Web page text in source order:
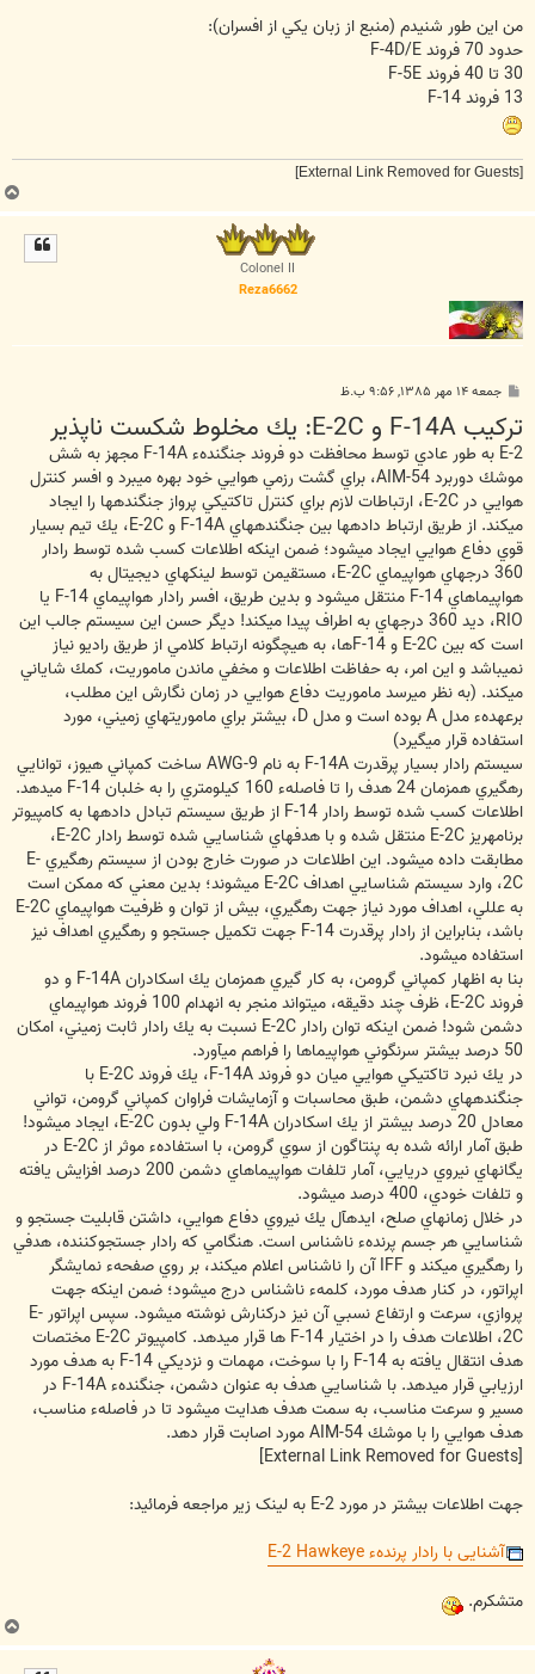
من اين طور شنيدم (منبع از زبان يکي از افسران):
حدود 70 فروند F-4D/E
30 تا 40 فروند F-5E
13 فروند F-14
ب
ا
Colonel II
Reza6662
پ
ت
جمعه ۱۴ مهر ۱۳۸۵, ۹:۵۶ ب.ظ
تركيب F-14A و E-2C: يك مخلوط شكست ناپذير
E-2 به طور عادي توسط محافظت دو فروند جنگندهء F-14A مجهز به شش
موشك دوربرد AIM-54، براي گشت رزمي هوايي خود بهره مي‏برد و افسر كنترل
هوايي در E-2C، ارتباطات لازم براي كنترل تاكتيكي پرواز جنگنده‏ها را ايجاد
مي‏كند. از طريق ارتباط داده‏ها بين جنگنده‏هاي F-14A و E-2C، يك تيم بسيار
قوي دفاع هوايي ايجاد مي‏شود؛ ضمن اينكه اطلاعات كسب شده توسط رادار
360 درجه‏اي هواپيماي E-2C، مستقيمن توسط لينكهاي ديجيتال به
هواپيماهاي F-14 منتقل مي‏‎شود و بدين طريق، افسر رادار هواپيماي F-14 يا
RIO، ديد 360 درجه‏اي به اطراف پيدا مي‏كند! ديگر حسن اين سيستم جالب اين
است كه بين E-2C و F-14ها، به هيچگونه ارتباط كلامي از طريق راديو نياز
نمي‏باشد و اين امر، به حفاظت اطلاعات و مخفي ماندن ماموريت، كمك شاياني
مي‏كند. (به نظر مي‏رسد ماموريت دفاع هوايي در زمان نگارش اين مطلب،
برعهدهء مدل A بوده است و مدل D، بيشتر براي ماموريتهاي زميني، مورد
استفاده قرار مي‏گيرد)
سيستم رادار بسيار پرقدرت F-14A به نام AWG-9 ساخت كمپاني هيوز، توانايي
رهگيري همزمان 24 هدف را تا فاصلهء 160 كيلومتري را به خلبان F-14 مي‏دهد.
اطلاعات كسب شده توسط رادار F-14 از طريق سيستم تبادل داده‏ها به كامپيوتر
برنامه‏ريز E-2C منتقل شده و با هدفهاي شناسايي شده توسط رادار E-2C،
مطابقت داده مي‎شود. اين اطلاعات در صورت خارج بودن از سيستم رهگيري E-
2C، وارد سيستم شناسايي اهداف E-2C مي‎شوند؛ بدين معني كه ممكن است
به عللي، اهداف مورد نياز جهت رهگيري، بيش از توان و ظرفيت هواپيماي E-2C
باشد، بنابراين از رادار پرقدرت F-14 جهت تكميل جستجو و رهگيري اهداف نيز
استفاده مي‏شود.
بنا به اظهار كمپاني گرومن، به كار گيري هم‏زمان يك اسكادران F-14A و دو
فروند E-2C، ظرف چند دقيقه، مي‏تواند منجر به انهدام 100 فروند هواپيماي
دشمن شود! ضمن اينكه توان رادار E-2C نسبت به يك رادار ثابت زميني، امكان
50 درصد بيشتر سرنگوني هواپيماها را فراهم مي‏آورد.
در يك نبرد تاكتيكي هوايي ميان دو فروند F-14A، يك فروند E-2C با
جنگنده‏هاي دشمن، طبق محاسبات و آزمايشات فراوان كمپاني گرومن، تواني
معادل 20 درصد بيشتر از يك اسكادران F-14A ولي بدون E-2C، ايجاد مي‎شود!
طبق آمار ارائه شده به پنتاگون از سوي گرومن، با استفادهء موثر از E-2C در
يگانهاي نيروي دريايي، آمار تلفات هواپيماهاي دشمن 200 درصد افزايش يافته
و تلفات خودي، 400 درصد مي‎شود.
در خلال زمانهاي صلح، ايده‏آل يك نيروي دفاع هوايي، داشتن قابليت جستجو و
شناسايي هر جسم پرندهء ناشناس است. هنگامي كه رادار جستجوكننده، هدفي
را رهگيري مي‏‎كند و IFF آن را ناشناس اعلام مي‏كند، بر روي صفحهء نمايشگر
اپراتور، در كنار هدف مورد، كلمهء ناشناس درج مي‏شود؛ ضمن اينكه جهت
پروازي، سرعت و ارتفاع نسبي آن نيز دركنارش نوشته مي‏شود. سپس اپراتور E-
2C، اطلاعات هدف را در اختيار F-14 ها قرار مي‏دهد. كامپيوتر E-2C مختصات
هدف انتقال يافته به F-14 را با سوخت، مهمات و نزديكي F-14 به هدف مورد
ارزيابي قرار مي‏دهد. با شناسايي هدف به عنوان دشمن، جنگندهء F-14A در
مسير و سرعت مناسب، به سمت هدف هدايت مي‏شود تا در فاصلهء مناسب،
هدف هوايي را با موشك AIM-54 مورد اصابت قرار دهد.
جهت اطلاعات بيشتر در مورد E-2 به لينک زير مراجعه فرمائيد:
آشنایی با رادار پرندهء E-2 Hawkeye
متشکرم.
ب
ا